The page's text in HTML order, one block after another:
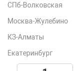
СПб-Волковская
Москва-Жулебино
КЗ-Алматы
Екатеринбург